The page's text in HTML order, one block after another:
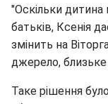
"Оскільки
батьків, Ксенія
змінить на
джерело, близьке
Таке рішення